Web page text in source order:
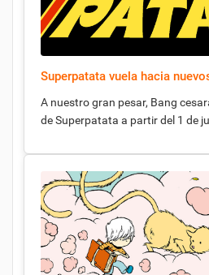
Superpatata vuela hacia
A nuestro gran pesar, Bang
de Superpatata a partir del 1 de